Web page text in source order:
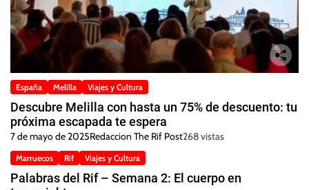
España Melilla Viajes y Cultura
Descubre Melilla con hasta un 75% de descuento: tu
próxima escapada te espera
7 de mayo de 2025Redaccion The Rif Post268 vistas
Marruecos Rif Viajes y Cultura
Palabras del Rif – Semana 2: El cuerpo en